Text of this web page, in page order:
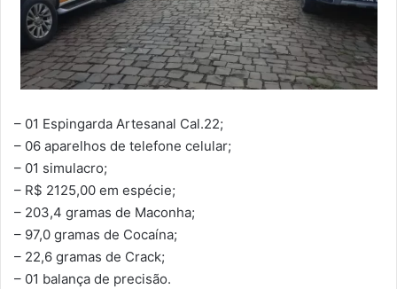
– 01 Espingarda Artesanal Cal.22;
– 06 aparelhos de telefone celular;
– 01 simulacro;
– R$ 2125,00 em espécie;
– 203,4 gramas de Maconha;
– 97,0 gramas de Cocaína;
– 22,6 gramas de Crack;
– 01 balança de precisão.